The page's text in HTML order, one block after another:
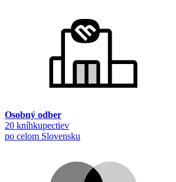
Osobný odber
20 kníhkupectiev
po celom Slovensku